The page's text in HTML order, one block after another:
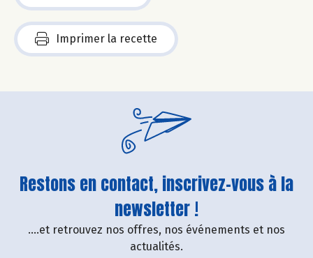
Imprimer la recette
Restons en contact, inscrivez-vous à la
newsletter !
....et retrouvez nos offres, nos événements et nos
actualités.